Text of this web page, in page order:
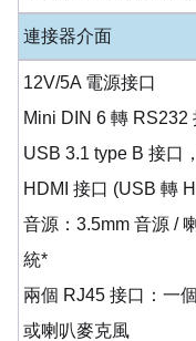
連接器介面
12V/5A 電源接口
Mini DIN 6 轉 RS232
USB 3.1 type B 接口
HDMI 接口 (USB 轉
音源：3.5mm 音源 /
統*
兩個 RJ45 接口：一
或喇叭麥克風